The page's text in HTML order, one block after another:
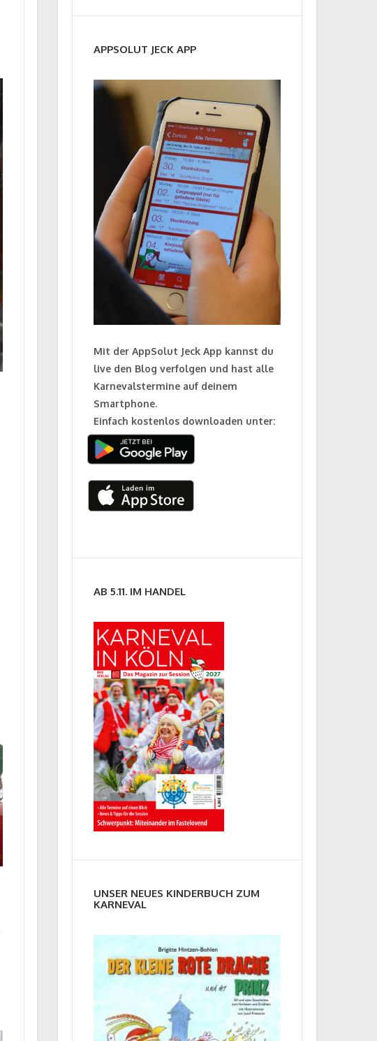
APPSOLUT JECK APP
Mit der AppSolut Jeck App kannst du
live den Blog verfolgen und hast alle
Karnevalstermine auf deinem
Smartphone.
Einfach kostenlos downloaden unter:
AB 5.11. IM HANDEL
UNSER NEUES KINDERBUCH ZUM
KARNEVAL